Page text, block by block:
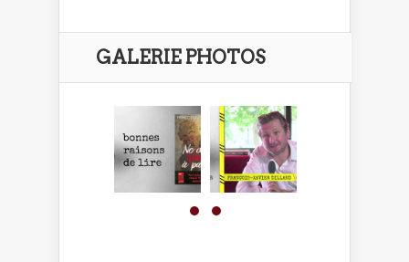
GALERIE PHOTOS